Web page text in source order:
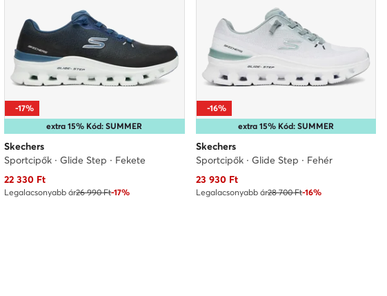
extra 15% Kód: SUMMER
-17%
Skechers
Sportcipők · Glide Step · Fekete
Aktuális ár
22 330 Ft
Legalacsonyabb ár26 990 Ft-17%
extra 15% Kód: SUMMER
-16%
Skechers
Sportcipők · Glide Step · Fehér
Aktuális ár
23 930Ft
Legalacsonyabb ár28 700 Ft-16%